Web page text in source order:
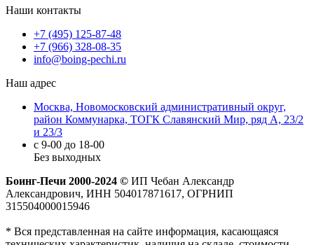
Наши контакты
+7 (495) 125-87-48
+7 (966) 328-08-35
info@boing-pechi.ru
Наш адрес
Москва, Новомосковский административный округ,
район Коммунарка, ТОГК Славянский Мир, ряд А, 23/2
и 23/3
с 9-00 до 18-00
Без выходных
Боинг-Печи 2000-2024 © ИП Чебан Александр
Александрович, ИНН 504017871617, ОГРНИП
315504000015946
* Вся представленная на сайте информация, касающаяся